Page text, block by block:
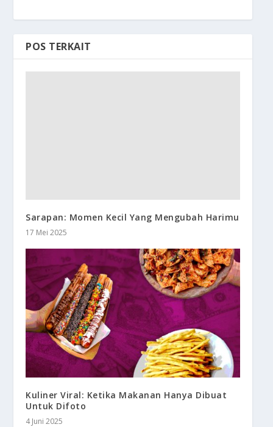
POS TERKAIT
Sarapan: Momen Kecil Yang Mengubah Harimu
17 Mei 2025
Kuliner Viral: Ketika Makanan Hanya Dibuat
Untuk Difoto
4 Juni 2025